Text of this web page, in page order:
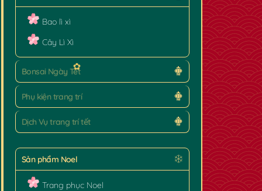
Bao lì xì
Cây Lì Xì
Bonsai Ngày Tết
Phụ kiện trang trí
Dịch Vụ trang trí tết
Sản phẩm Noel
Trang phục Noel
✿